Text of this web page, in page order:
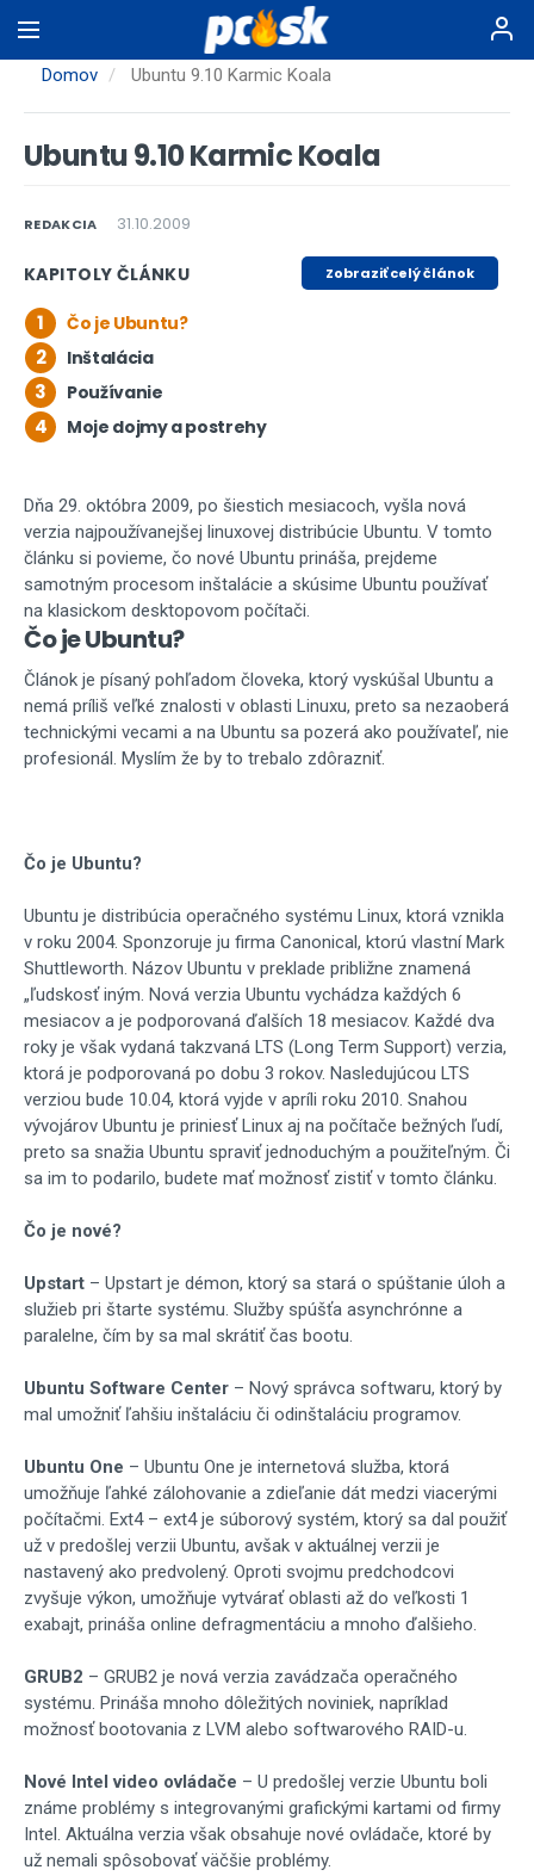
na
hlavnýDomov Ubuntu 9.10 Karmic Koala
Ubuntu 9.10 Karmic Koala
REDAKCIA 31.10.2009
KAPITOLY ČLÁNKU Zobraziť celý článok
1 Čo je Ubuntu?
2 Inštalácia
3 Používanie
4 Moje dojmy a postrehy
Dňa 29. októbra 2009, po šiestich mesiacoch, vyšla nová
verzia najpoužívanejšej linuxovej distribúcie Ubuntu. V tomto
článku si povieme, čo nové Ubuntu prináša, prejdeme
samotným procesom inštalácie a skúsime Ubuntu používať
na klasickom desktopovom počítači.
Čo je Ubuntu?
Článok je písaný pohľadom človeka, ktorý vyskúšal Ubuntu a
nemá príliš veľké znalosti v oblasti Linuxu, preto sa nezaoberá
technickými vecami a na Ubuntu sa pozerá ako používateľ, nie
profesionál. Myslím že by to trebalo zdôrazniť.
Čo je Ubuntu?
Ubuntu je distribúcia operačného systému Linux, ktorá vznikla
v roku 2004. Sponzoruje ju firma Canonical, ktorú vlastní Mark
Shuttleworth. Názov Ubuntu v preklade približne znamená
„ľudskosť iným. Nová verzia Ubuntu vychádza každých 6
mesiacov a je podporovaná ďalších 18 mesiacov. Každé dva
roky je však vydaná takzvaná LTS (Long Term Support) verzia,
ktorá je podporovaná po dobu 3 rokov. Nasledujúcou LTS
verziou bude 10.04, ktorá vyjde v apríli roku 2010. Snahou
vývojárov Ubuntu je priniesť Linux aj na počítače bežných ľudí,
preto sa snažia Ubuntu spraviť jednoduchým a použiteľným. Či
sa im to podarilo, budete mať možnosť zistiť v tomto článku.
Čo je nové?
Upstart – Upstart je démon, ktorý sa stará o spúštanie úloh a
služieb pri štarte systému. Služby spúšťa asynchrónne a
paralelne, čím by sa mal skrátiť čas bootu.
Ubuntu Software Center – Nový správca softwaru, ktorý by
mal umožniť ľahšiu inštaláciu či odinštaláciu programov.
Ubuntu One – Ubuntu One je internetová služba, ktorá
umožňuje ľahké zálohovanie a zdieľanie dát medzi viacerými
počítačmi. Ext4 – ext4 je súborový systém, ktorý sa dal použiť
už v predošlej verzii Ubuntu, avšak v aktuálnej verzii je
nastavený ako predvolený. Oproti svojmu predchodcovi
zvyšuje výkon, umožňuje vytvárať oblasti až do veľkosti 1
exabajt, prináša online defragmentáciu a mnoho ďalšieho.
GRUB2 – GRUB2 je nová verzia zavádzača operačného
systému. Prináša mnoho dôležitých noviniek, napríklad
možnosť bootovania z LVM alebo softwarového RAID-u.
Nové Intel video ovládače – U predošlej verzie Ubuntu boli
známe problémy s integrovanými grafickými kartami od firmy
Intel. Aktuálna verzia však obsahuje nové ovládače, ktoré by
už nemali spôsobovať väčšie problémy.